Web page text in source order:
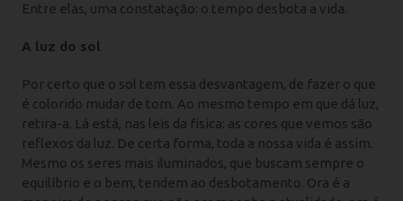
Entre elas, uma constatação: o tempo desbota a vida.
A luz do sol
Por certo que o sol tem essa desvantagem, de fazer o que
é colorido mudar de tom. Ao mesmo tempo em que dá luz,
retira-a. Lá está, nas leis da física: as cores que vemos são
reflexos da luz. De certa forma, toda a nossa vida é assim.
Mesmo os seres mais iluminados, que buscam sempre o
equilíbrio e o bem, tendem ao desbotamento. Ora é a